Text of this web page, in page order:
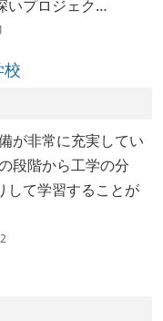
いプロジェク…
が非常に充実してい
段階から工学の分
して学習することが